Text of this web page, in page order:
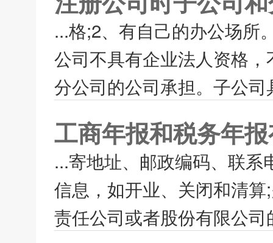
...格;2、有自己的办公场所
公司不具有企业法人资格
分公司的公司承担。子公
工商年报和税务年
...寄地址、邮政编码、联
信息，如开业、关闭和清
责任公司或者股份有限公